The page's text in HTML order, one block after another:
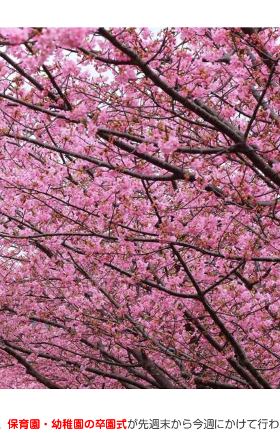
保育園・幼稚園の卒園式が先週末から今週にかけて行わ